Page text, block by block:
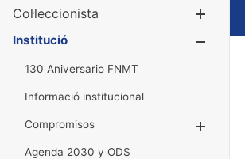
Col·leccionista
Institució
130 Aniversario FNMT
Informació institucional
Compromisos
Agenda 2030 y ODS